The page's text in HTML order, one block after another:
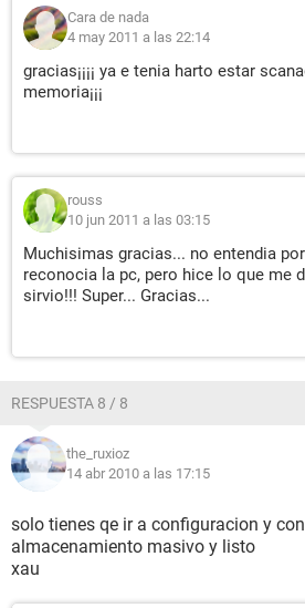
Cara de nada
4 may 2011 a las 22:14
gracias¡¡¡¡ ya e tenia harto estar
memoria¡¡¡
rouss
10 jun 2011 a las 03:15
Muchisimas gracias... no entendia
reconocia la pc, pero hice lo que me
sirvio!!! Super... Gracias...
RESPUESTA 8 / 8
the_ruxioz
14 abr 2010 a las 17:15
solo tienes qe ir a configuracion y
almacenamiento masivo y listo
xau